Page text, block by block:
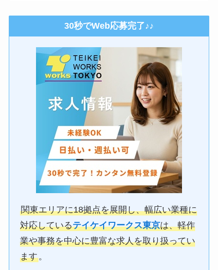
30秒でWeb応募完了♪♪
関東エリアに18拠点を展開し、幅広い業種に
対応しているテイケイワークス東京は、軽作
業や事務を中心に豊富な求人を取り扱ってい
ます。